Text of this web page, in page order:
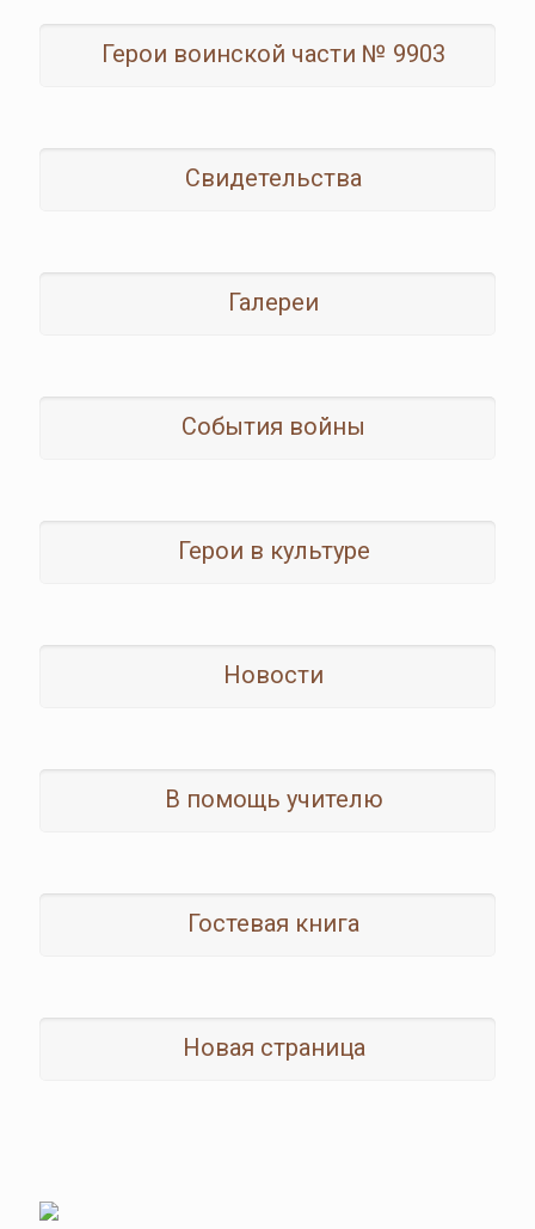
Герои воинской части № 9903
Свидетельства
Галереи
События войны
Герои в культуре
Новости
В помощь учителю
Гостевая книга
Новая страница